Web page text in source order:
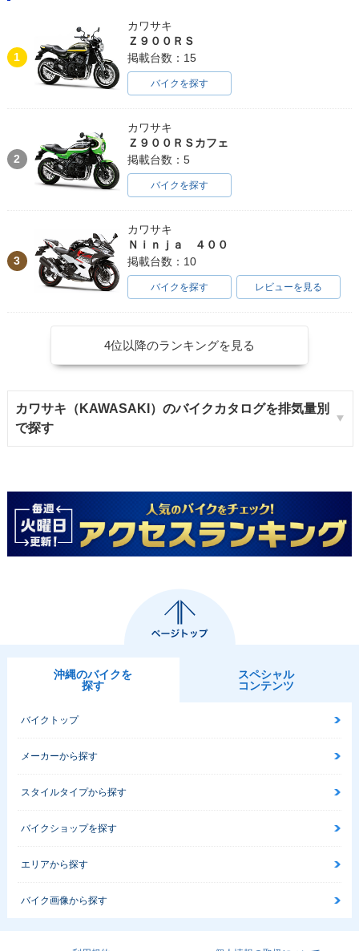
1
カワサキ
Ｚ９００ＲＳ
掲載台数：15
バイクを探す
2
カワサキ
Ｚ９００ＲＳカフェ
掲載台数：5
バイクを探す
3
カワサキ
Ｎｉｎｊａ ４００
掲載台数：10
バイクを探す レビューを見る
4位以降のランキングを見る
カワサキ（KAWASAKI）のバイクカタログを排気量別
で探す
沖縄のバイクを
探す
スペシャル
コンテンツ
バイクトップ
メーカーから探す
スタイルタイプから探す
バイクショップを探す
エリアから探す
バイク画像から探す